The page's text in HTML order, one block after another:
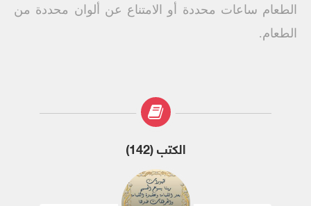
الطعام ساعات محددة أو الامتناع عن ألوان محددة من
الطعام.
الكتب (142)